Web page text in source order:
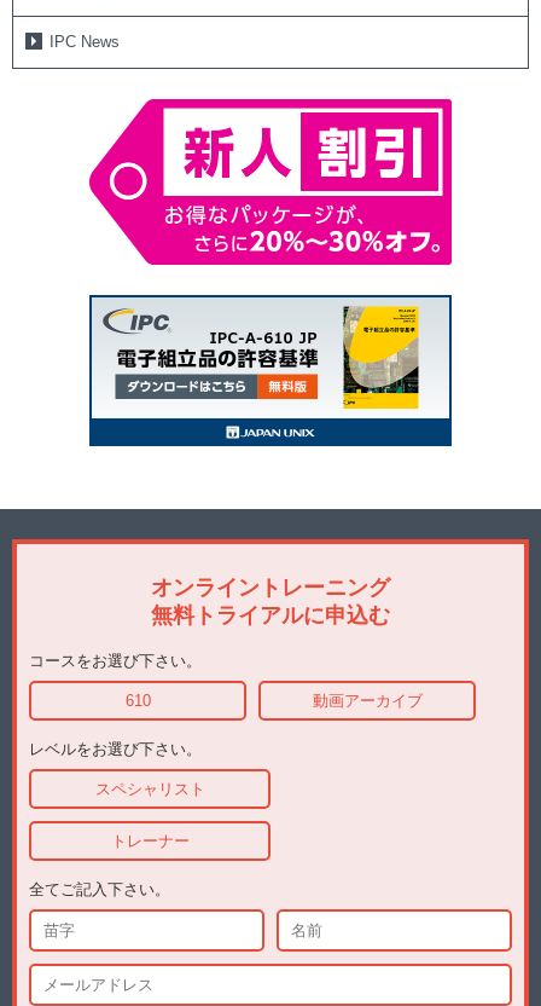
IPC News
オンライントレーニング
無料トライアルに申込む
コースをお選び下さい。
610 動画アーカイブ
レベルをお選び下さい。
スペシャリスト
トレーナー
全てご記入下さい。